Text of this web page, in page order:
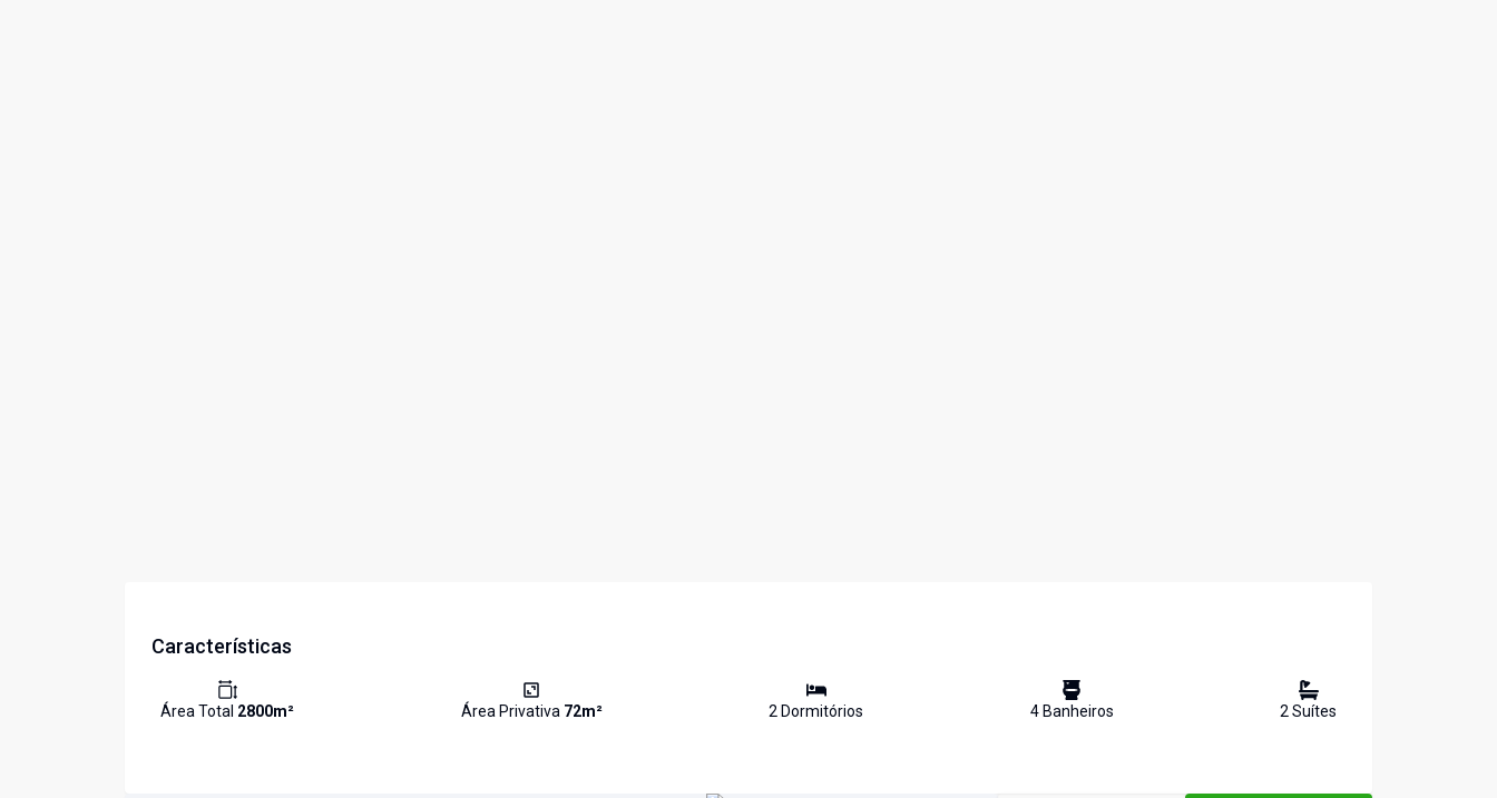
Características
Área Total 2800m² Área Privativa 72m² 2 Dormitórios 4Banheiros 2Suítes